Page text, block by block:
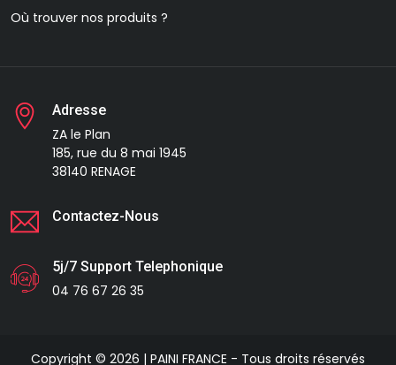
Où trouver nos produits ?
Adresse
ZA le Plan
185, rue du 8 mai 1945
38140 RENAGE
Contactez-Nous
5j/7 Support Telephonique
04 76 67 26 35
Copyright © 2026 | PAINI FRANCE - Tous droits réservés